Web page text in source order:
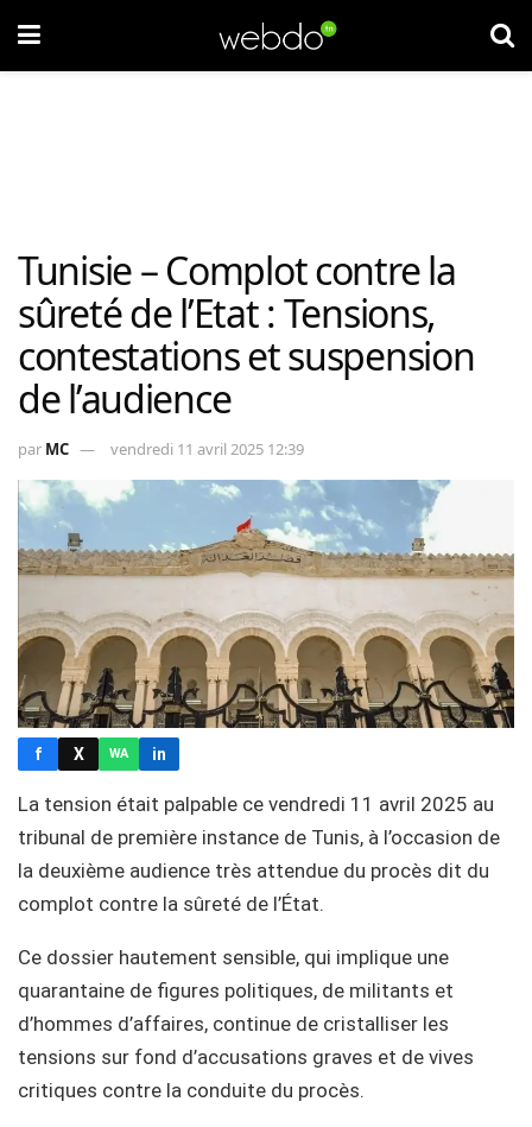
Tunisie – Complot contre la
sûreté de l’Etat : Tensions,
contestations et suspension
de l’audience
par MC vendredi 11 avril 2025 12:39
f X WA in
La tension était palpable ce vendredi 11 avril 2025 au
tribunal de première instance de Tunis, à l’occasion de
la deuxième audience très attendue du procès dit du
complot contre la sûreté de l’État.
Ce dossier hautement sensible, qui implique une
quarantaine de figures politiques, de militants et
d’hommes d’affaires, continue de cristalliser les
tensions sur fond d’accusations graves et de vives
critiques contre la conduite du procès.